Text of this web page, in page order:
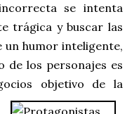
se intenta
trágica y buscar las
un humor inteligente,
de los personajes es
objetivo de la